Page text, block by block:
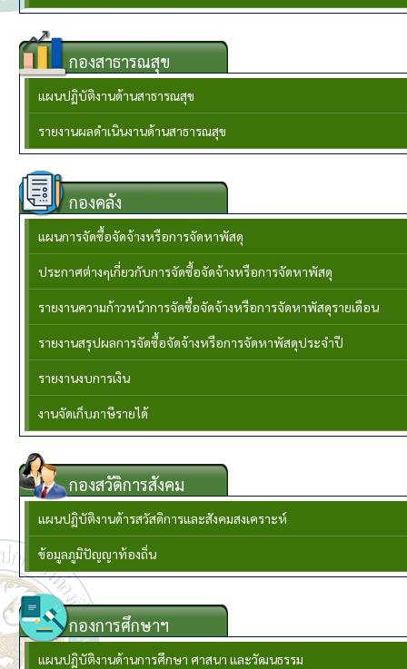
กองสาธารณสุข
แผนปฏิบัติงานด้านสาธารณสุข
รายงานผลดำเนินงานด้านสาธารณสุข
กองคลัง
แผนการจัดซื้อจัดจ้างหรือการจัดหาพัสดุ
ประกาศต่างๆเกี่ยวกับการจัดซื้อจัดจ้างหรือการจัดหาพัสดุ
รายงานความก้าวหน้าการจัดซื้อจัดจ้างหรือการจัดหาพัสดุรายเดือน
รายงานสรุปผลการจัดซื้อจัดจ้างหรือการจัดหาพัสดุประจำปี
รายงานงบการเงิน
งานจัดเก็บภาษีรายได้
กองสวัดิการสังคม
แผนปฏิบัติงานด้ารสวัสดิการและสังคมสงเคราะห์
ข้อมูลภูมิปัญญาท้องถิ่น
กองการศึกษาฯ
แผนปฏิบัติงานด้านการศึกษา ศาสนา และวัฒนธรรม